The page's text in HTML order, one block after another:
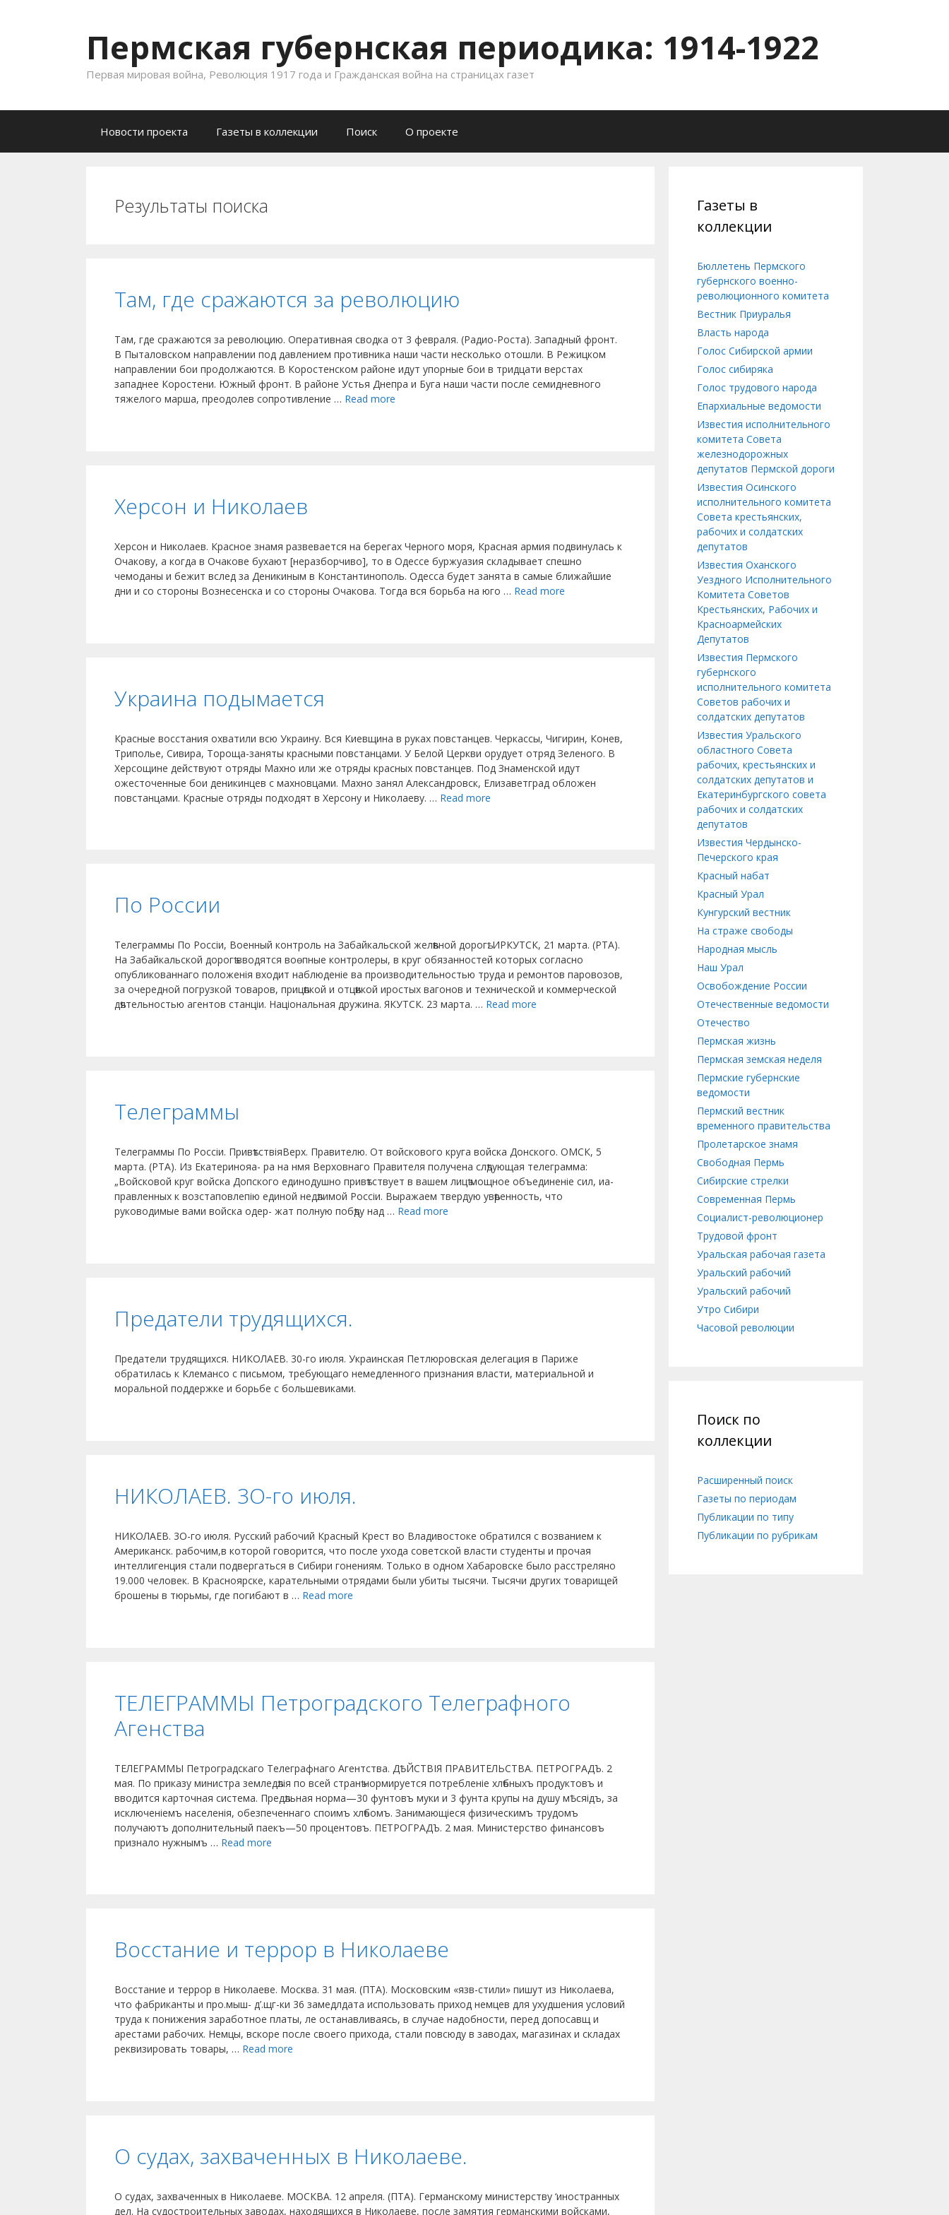
Пермская губернская периодика: 1914-1922
Первая мировая война, Революция 1917 года и Гражданская война на страницах газет
Новости проекта
Газеты в коллекции Поиск О проекте
Результаты поиска
Там, где сражаются за революцию
Там, где сражаются за революцию. Оперативная сводка от 3 февраля. (Радио-Роста). Западный фронт.
В Пыталовском направлении под давлением противника наши части несколько отошли. В Режицком
направлении бои продолжаются. В Коростенском районе идут упорные бои в тридцати верстах
западнее Коростени. Южный фронт. В районе Устья Днепра и Буга наши части после семидневного
тяжелого марша, преодолев сопротивление … Read more
Херсон и Николаев
Херсон и Николаев. Красное знамя развевается на берегах Черного моря, Красная армия подвинулась к
Очакову, а когда в Очакове бухают [неразборчиво], то в Одессе буржуазия складывает спешно
чемоданы и бежит вслед за Деникиным в Константинополь. Одесса будет занята в самые ближайшие
дни и со стороны Вознесенска и со стороны Очакова. Тогда вся борьба на юго … Read more
Украина подымается
Красные восстания охватили всю Украину. Вся Киевщина в руках повстанцев. Черкассы, Чигирин, Конев,
Триполье, Сивира, Тороща-заняты красными повстанцами. У Белой Церкви орудует отряд Зеленого. В
Херсощине действуют отряды Махно или же отряды красных повстанцев. Под Знаменской идут
ожесточенные бои деникинцев с махновцами. Махно занял Александровск, Елизаветград обложен
повстанцами. Красные отряды подходят в Херсону и Николаеву. … Read more
По России
Телеграммы По Россіи, Военный контроль на Забайкальской желѣвной дорогѣ. ИРКУТСК, 21 марта. (РТА).
На Забайкальской дорогѣ вводятся воѳпные контролеры, в круг обязанностей которых согласно
опубликованнаго положенія входит наблюденіе ва производительностью труда и ремонтов паровозов,
за очередной погрузкой товаров, прицѣпкой и отцѣикой иростых вагонов и технической и коммерческой
дѣятельностью агентов станціи. Національная дружина. ЯКУТСК. 23 марта. … Read more
Телеграммы
Телеграммы По Россіи. ПривѣтствіяВерх. Правителю. От войскового круга войска Донского. ОМСК, 5
марта. (РТА). Из Екатеринояа- ра на нмя Верховнаго Правителя получена слѣдующая телеграмма:
„Войсковой круг войска Допского единодушно привѣтствует в вашем лицѣ мощное объединеніе сил, иа-
правленных к возстаповлепію единой недѣлимой Россіи. Выражаем твердую увѣренность, что
руководимые вами войска одер- жат полную побѣду над … Read more
Предатели трудящихся.
Предатели трудящихся. НИКОЛАЕВ. 30-го июля. Украинская Петлюровская делегация в Париже
обратилась к Клемансо с письмом, требующаго немедленного признания власти, материальной и
моральной поддержке и борьбе с большевиками.
НИКОЛАЕВ. 3О-го июля.
НИКОЛАЕВ. 3О-го июля. Русский рабочий Красный Крест во Владивостоке обратился с возванием к
Американск. рабочим,в которой говорится, что после ухода советской власти студенты и прочая
интеллигенция стали подвергаться в Сибири гонениям. Только в одном Хабаровске было расстреляно
19.000 человек. В Красноярске, карательными отрядами были убиты тысячи. Тысячи других товарищей
брошены в тюрьмы, где погибают в … Read more
ТЕЛЕГРАММЫ Петроградского Телеграфного
Агенства
ТЕЛЕГРАММЫ Петроградскаго Телеграфнаго Агентства. ДѢЙСТВІЯ ПРАВИТЕЛЬСТВА. ПЕТРОГРАДЪ. 2
мая. По приказу ми­нистра земледѣлія по всей странѣ нор­мируется потребленіе хлѣбныхъ про­дуктовъ и
вводится карточная система. Предѣльная норма—30 фунтовъ муки и 3 фунта крупы на душу мѢсяідъ, за
исключеніемъ населенія, обезпеченнаго споимъ хлѣбомъ. Занимающіеся физи­ческимъ трудомъ
получаютъ дополни­тельный паекъ—50 процентовъ. ПЕТРОГРАДЪ. 2 мая. Министерство финансовъ
признало нужнымъ … Read more
Восстание и террор в Николаеве
Восстание и террор в Николаеве. Москва. 31 мая. (ПТА). Московским «язв-стили» пишут из Николаева,
что фабриканты и про.мыш- д’.щг-ки 36 замедлдата использовать приход немцев для ухудшения условий
труда к понижения заработное платы, ле останавливаясь, в случае надобности, перед допосавщ и
арестами рабочих. Немцы, вскоре после своего прихода, стали повсюду в заводах, магазинах и складах
реквизировать товары, … Read more
О судах, захваченных в Николаеве.
О судах, захваченных в Николаеве. МОСКВА. 12 апреля. (ПТА). Германскому министерству ‘иностранных
дел. На судостроительных заводах, находящихся в Николаеве, после замятия германскими войсками,
Газеты в
коллекции
Бюллетень Пермского
губернского военно-
революционного комитета
Вестник Приуралья
Власть народа
Голос Сибирской армии
Голос сибиряка
Голос трудового народа
Епархиальные ведомости
Известия исполнительного
комитета Совета
железнодорожных
депутатов Пермской дороги
Известия Осинского
исполнительного комитета
Совета крестьянских,
рабочих и солдатских
депутатов
Известия Оханского
Уездного Исполнительного
Комитета Советов
Крестьянских, Рабочих и
Красноармейских
Депутатов
Известия Пермского
губернского
исполнительного комитета
Советов рабочих и
солдатских депутатов
Известия Уральского
областного Совета
рабочих, крестьянских и
солдатских депутатов и
Екатеринбургского совета
рабочих и солдатских
депутатов
Известия Чердынско-
Печерского края
Красный набат
Красный Урал
Кунгурский вестник
На страже свободы
Народная мысль
Наш Урал
Освобождение России
Отечественные ведомости
Отечество
Пермская жизнь
Пермская земская неделя
Пермские губернские
ведомости
Пермский вестник
временного правительства
Пролетарское знамя
Свободная Пермь
Сибирские стрелки
Современная Пермь
Социалист-революционер
Трудовой фронт
Уральская рабочая газета
Уральский рабочий
Уральский рабочий
Утро Сибири
Часовой революции
Поиск по
коллекции
Расширенный поиск
Газеты по периодам
Публикации по типу
Публикации по рубрикам